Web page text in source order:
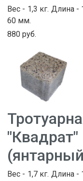
Вес - 1,3 кг. Длина
60 мм.
880 руб.
Вес - 1,7 кг. Длина